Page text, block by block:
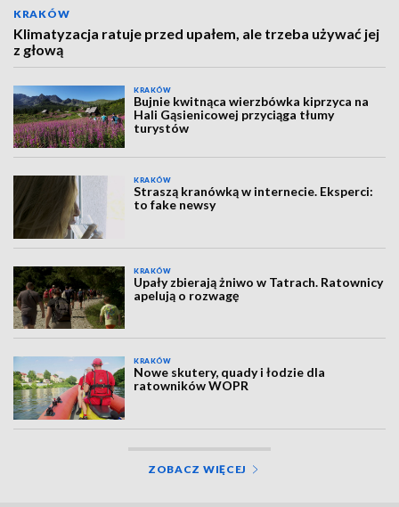
KRAKÓW
Klimatyzacja ratuje przed upałem, ale trzeba używać jej
z głową
KRAKÓW
Bujnie kwitnąca wierzbówka kiprzyca na
Hali Gąsienicowej przyciąga tłumy
turystów
KRAKÓW
Straszą kranówką w internecie. Eksperci:
to fake newsy
KRAKÓW
Upały zbierają żniwo w Tatrach. Ratownicy
apelują o rozwagę
KRAKÓW
Nowe skutery, quady i łodzie dla
ratowników WOPR
ZOBACZ WIĘCEJ